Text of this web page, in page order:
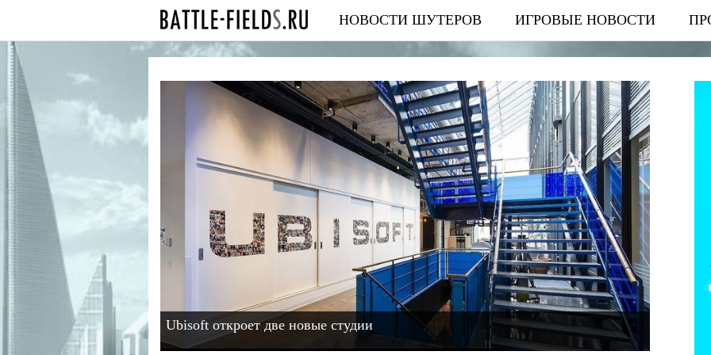
НОВОСТИ ШУТЕРОВ ИГРОВЫЕ НОВОСТИ
Ubisoft откроет две новые студии